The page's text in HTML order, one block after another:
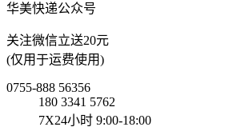
华美快递公众号
关注微信立送20元
(仅用于运费使用)
0755-888 56356
180 3341 5762
7X24小时 9:00-18:00